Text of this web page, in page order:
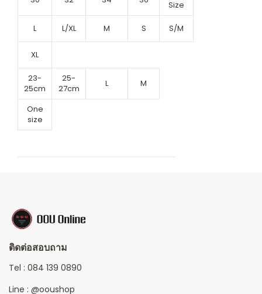
Size
L L/XL M S S/M
XL
23-
25cm
25-
27cm
L M
One
size
ติดต่อสอบถาม
Tel : 084 139 0890
Line : @ooushop